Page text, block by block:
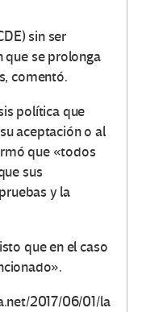
sin ser
que se prolonga
comentó.
política que
aceptación o al
que «todos
sus
y la
que en el caso
2017/06/01/la